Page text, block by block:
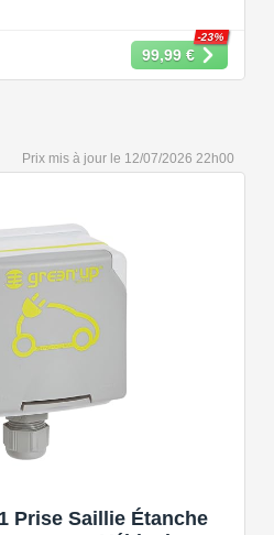
】Nos câbles type 2 vous
CHAdeMO et GB/T.
2 est conforme à la norme
convient à tous les EV et
Convient aux modèles
ID.5, E-Tron, ZOE, Kona, Leaf,
】Résistant à l'eau - IP54,
et à la flexion. Testé avec
et une capacité de charge de 2
d'un mètre, évitant les risques
économiser de l'espace. Le
99,99 €
-23%
12/07/2026 22h00
Prise Saillie Étanche